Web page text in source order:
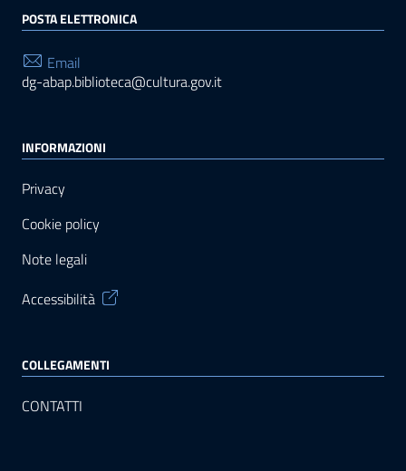
POSTA ELETTRONICA
Email
dg-abap.biblioteca@cultura.gov.it
INFORMAZIONI
Privacy
Cookie policy
Note legali
Accessibilità
COLLEGAMENTI
CONTATTI